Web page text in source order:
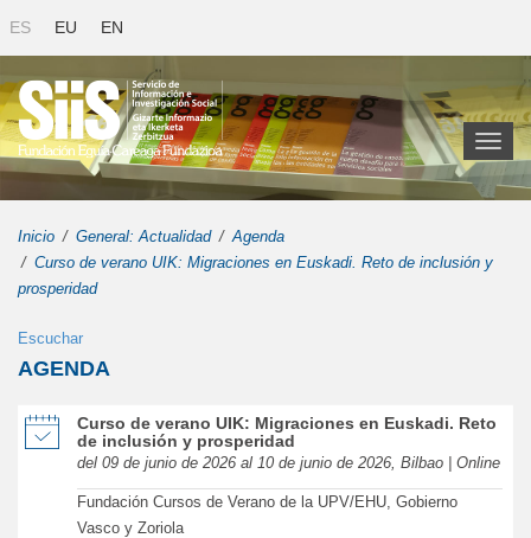
ES EU EN
Toggle
Inicio General: Actualidad
Agenda
Curso de verano UIK: Migraciones en Euskadi. Reto de inclusión y
prosperidad
Escuchar
AGENDA
Curso de verano UIK: Migraciones en Euskadi. Reto
de inclusión y prosperidad
del 09 de junio de 2026 al 10 de junio de 2026, Bilbao | Online
Fundación Cursos de Verano de la UPV/EHU, Gobierno
Vasco y Zoriola
de Curso de verano UIK: Migraciones en Euskadi. Reto de